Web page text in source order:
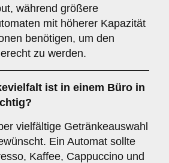
während größere
mit höherer Kapazität
benötigen, um den
zu werden.
ist in einem Büro in
vielfältige Getränkeauswahl
Ein Automat sollte
Kaffee, Cappuccino und